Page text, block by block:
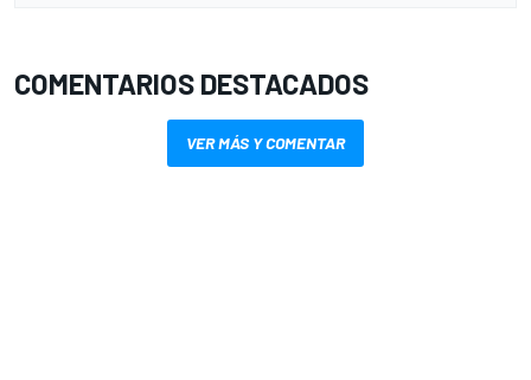
COMENTARIOS DESTACADOS
VER MÁS Y COMENTAR